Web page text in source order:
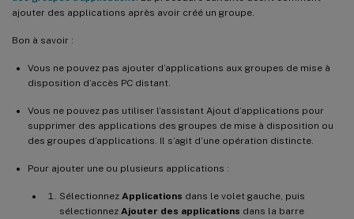
ajouter des applications après avoir créé un groupe.
Bon à savoir :
Vous ne pouvez pas ajouter d’applications aux groupes de mise à
disposition d’accès PC distant.
Vous ne pouvez pas utiliser l’assistant Ajout d’applications pour
supprimer des applications des groupes de mise à disposition ou
des groupes d’applications. Il s’agit d’une opération distincte.
Pour ajouter une ou plusieurs applications :
Sélectionnez Applications dans le volet gauche, puis
sélectionnez Ajouter des applications dans la barre